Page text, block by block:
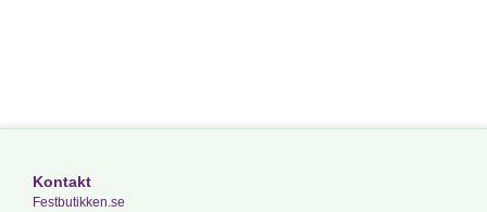
Kontakt
Festbutikken.se